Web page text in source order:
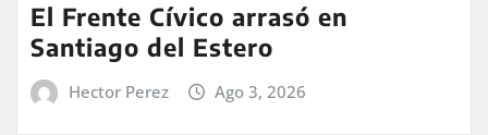
El Frente Cívico arrasó en
Santiago del Estero
Hector Perez Ago 3, 2026